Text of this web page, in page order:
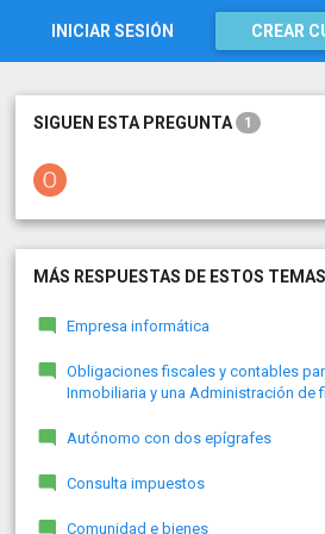
INICIAR SESIÓN CREAR
SIGUEN ESTA PREGUNTA 1
MÁS RESPUESTAS DE ESTOS TEMAS
Empresa informática
Obligaciones fiscales y contables
Inmobiliaria y una Administración de
Autónomo con dos epígrafes
Consulta impuestos
Comunidad e bienes